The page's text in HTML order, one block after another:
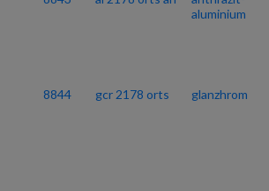
aluminium
8844 gcr 2178 orts glanzhrom